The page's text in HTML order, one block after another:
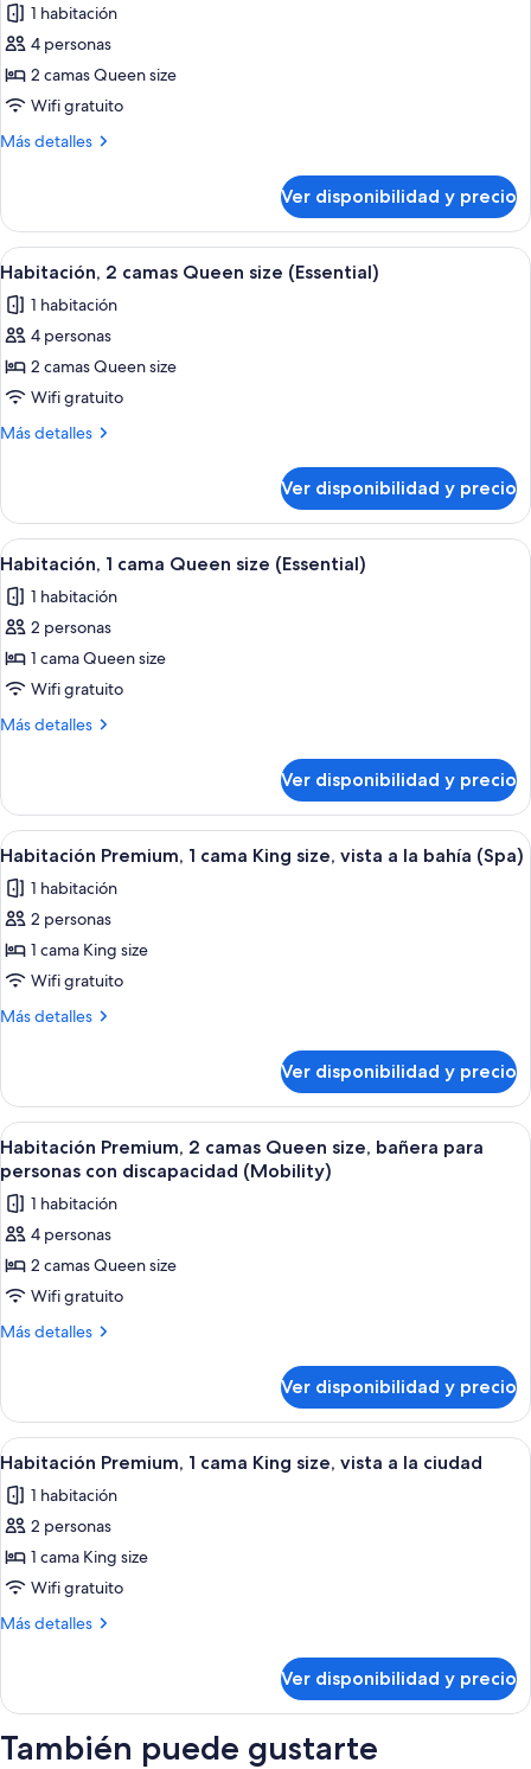
la
bahía
size,
vista
la
bahía
las
fotos
de
Habitación
Premium,
Queen
size
1 habitación
4 personas
2 camas Queen size
Wifi gratuito
Más detalles
Más
Premium,
camas
size
Ver disponibilidad y precio
Ver
todas
las
fotos
de
Habitación,
2
size
(Essential)
Un tocadiscos con un disco de
9
Habitación, 2 camas Queen size (Essential)
1 habitación
4 personas
2 camas Queen size
Wifi gratuito
Más detalles
Más
2
camas
Queen
(Essential)
Ver disponibilidad y precio
Ver
todas
las
fotos
de
Habitación,
1
size
(Essential)
Un tocadiscos con un disco de
5
Habitación, 1 cama Queen size (Essential)
1 habitación
2 personas
1 cama Queen size
Wifi gratuito
Más detalles
Más
1
cama
Queen
(Essential)
Ver disponibilidad y precio
Ver
todas
las
fotos
de
Habitación
Premium,
King
size,
vista
a
la
bahía
(Spa)
Un tocadiscos con un disco de
6
Habitación Premium, 1 cama King size, vista a la bahía (Spa)
1 habitación
2 personas
1 cama King size
Wifi gratuito
Más detalles
Más
Premium,
cama
King
size,
vista
bahía
(Spa)
Ver disponibilidad y precio
Ver
todas
las
fotos
de
Habitación
Premium,
2
size,
bañera
para
personas
con
discapacidad
(Mobility)
Un tocadiscos con un disco de
6
Habitación Premium, 2 camas Queen size, bañera para
personas con discapacidad (Mobility)
1 habitación
4 personas
2 camas Queen size
Wifi gratuito
Más detalles
Más
Premium,
camas
size,
bañera
personas
con
(Mobility)
Ver disponibilidad y precio
Ver
todas
las
fotos
de
Habitación
Premium,
King
size,
vista
Un sillón rojo con un cojín blanco,
10
Habitación Premium, 1 cama King size, vista a la ciudad
1 habitación
2 personas
1 cama King size
Wifi gratuito
Más detalles
Más
Premium,
cama
Ver disponibilidad y precio
También puede gustarte